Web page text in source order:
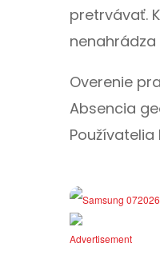
pretrvávať.
Overenie
Absencia